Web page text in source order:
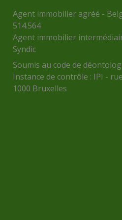
Agent immobilier agréé -
514.564
Agent immobilier
Syndic
Soumis au code de
Instance de contrôle : IPI -
1000 Bruxelles